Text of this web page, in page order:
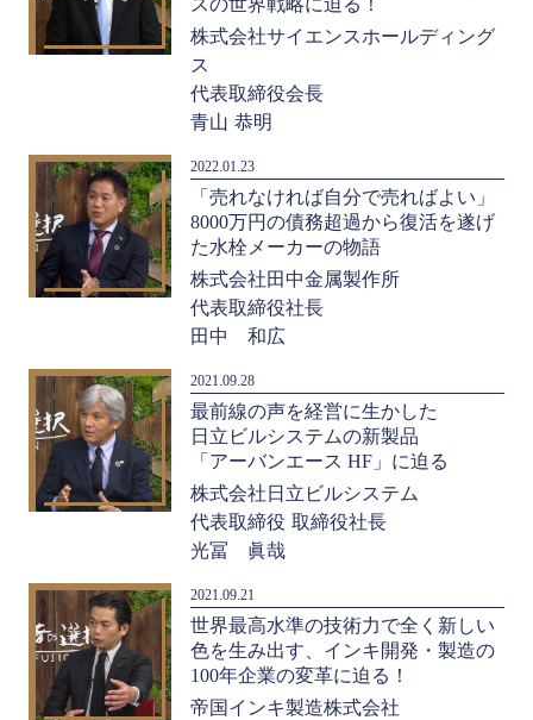
株式会社サイエンスホールディング
ス
代表取締役会長
青山 恭明
2022.01.23
「売れなければ自分で売ればよい」
8000万円の債務超過から復活を遂げ
た水栓メーカーの物語
株式会社田中金属製作所
代表取締役社長
田中 和広
2021.09.28
最前線の声を経営に生かした
日立ビルシステムの新製品
「アーバンエース HF」に迫る
株式会社日立ビルシステム
代表取締役 取締役社長
光冨 眞哉
2021.09.21
世界最高水準の技術力で全く新しい
色を生み出す、インキ開発・製造の
100年企業の変革に迫る！
帝国インキ製造株式会社